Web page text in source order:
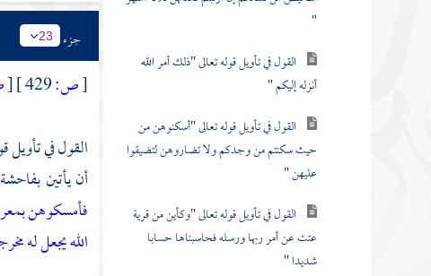
"
القول في تأويل قوله تعالى "ذلك أمر الله
أنزله إليكم "
القول في تأويل قوله تعالى "أسكنوهن من
حيث سكنتم من وجدكم ولا تضاروهن لتضيقوا
عليهن "
القول في تأويل قوله تعالى "وكأين من قرية
عتت عن أمر ربها ورسله فحاسبناها حسابا
شديدا "
جزء 23
[ص: [
القول في تأويل
أن يأتين
فأمسكوهن
الله يجعل له